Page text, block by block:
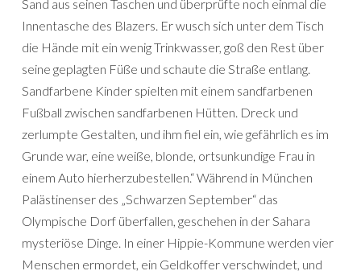
Sand aus seinen Taschen und überprüfte noch einmal die
Innentasche des Blazers. Er wusch sich unter dem Tisch
die Hände mit ein wenig Trinkwasser, goß den Rest über
seine geplagten Füße und schaute die Straße entlang.
Sandfarbene Kinder spielten mit einem sandfarbenen
Fußball zwischen sandfarbenen Hütten. Dreck und
zerlumpte Gestalten, und ihm fiel ein, wie gefährlich es im
Grunde war, eine weiße, blonde, ortsunkundige Frau in
einem Auto hierherzubestellen.“ Während in München
Palästinenser des „Schwarzen September“ das
Olympische Dorf überfallen, geschehen in der Sahara
mysteriöse Dinge. In einer Hippie-Kommune werden vier
Menschen ermordet, ein Geldkoffer verschwindet, und